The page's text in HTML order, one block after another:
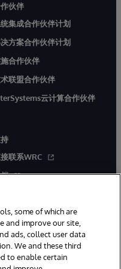
伙伴
集成合作伙伴计划
方案合作伙伴计划
合作伙伴
联盟合作伙伴
云计算合作伙伴
联系WRC
some of which are
and improve our site,
ads, collect user data
We and these third
to enable certain